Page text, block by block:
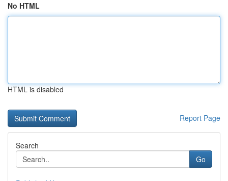
No HTML
HTML is disabled
Report Page
Search
Go